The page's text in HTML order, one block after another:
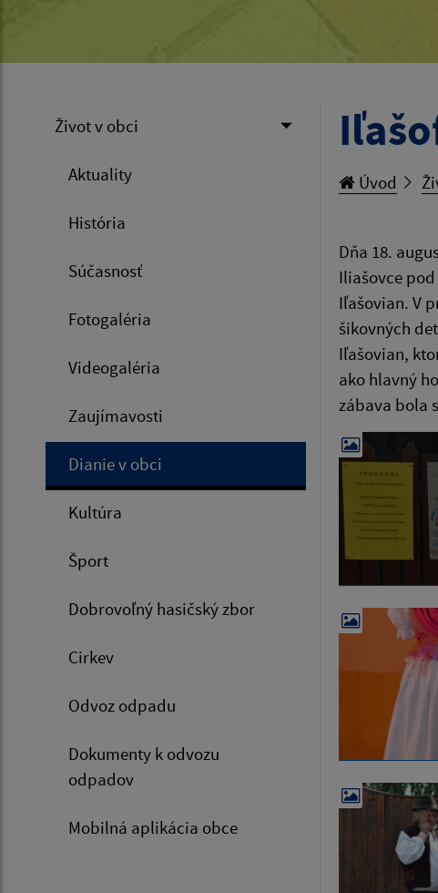
Život v obci
Aktuality
História
Súčasnosť
Fotogaléria
Videogaléria
Zaujímavosti
Dianie v obci
Kultúra
Šport
Dobrovoľný hasičský zbor
Cirkev
Odvoz odpadu
Dokumenty k odvozu
odpadov
Mobilná aplikácia obce
Úvod
Dňa 18.
Iliašovce
Iľašovian. V
šikovných
Iľašovian,
ako hlavný
zábava bola